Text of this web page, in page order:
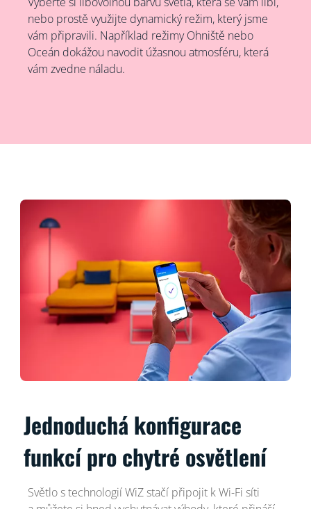
nebo prostě využijte dynamický režim, který jsme
vám připravili. Například režimy Ohniště nebo
Oceán dokážou navodit úžasnou atmosféru, která
vám zvedne náladu.
Jednoduchá konfigurace
funkcí pro chytré osvětlení
Světlo s technologií WiZ stačí připojit k Wi-Fi síti